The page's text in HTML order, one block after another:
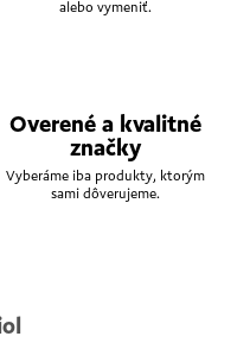
alebo vymeniť.
Overené a kvalitné
značky
Vyberáme iba produkty, ktorým
sami dôverujeme.